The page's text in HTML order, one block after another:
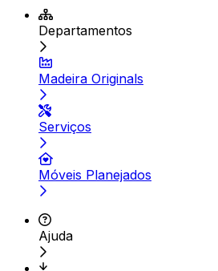
Departamentos
Madeira Originals
Serviços
Móveis Planejados
Ajuda